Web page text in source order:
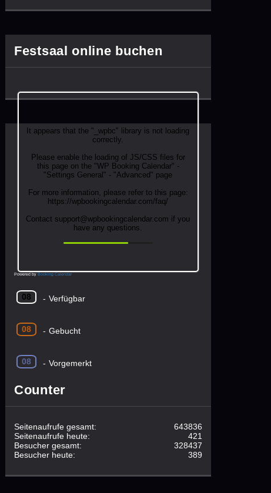
Festsaal online buchen
It appears that the "_wpbc" library is not loading
correctly.
Please enable the loading of JS/CSS files for
this page on the "WP Booking Calendar" -
"Settings General" - "Advanced" page
For more information, please refer to this page:
https://wpbookingcalendar.com/faq/
Contact support@wpbookingcalendar.com if you
have any questions.
Powered by Booking Calendar
08 - Verfügbar
08 - Gebucht
08 - Vorgemerkt
Counter
643836
Seitenaufrufe gesamt:
421
Seitenaufrufe heute:
328437
Besucher gesamt:
389
Besucher heute: